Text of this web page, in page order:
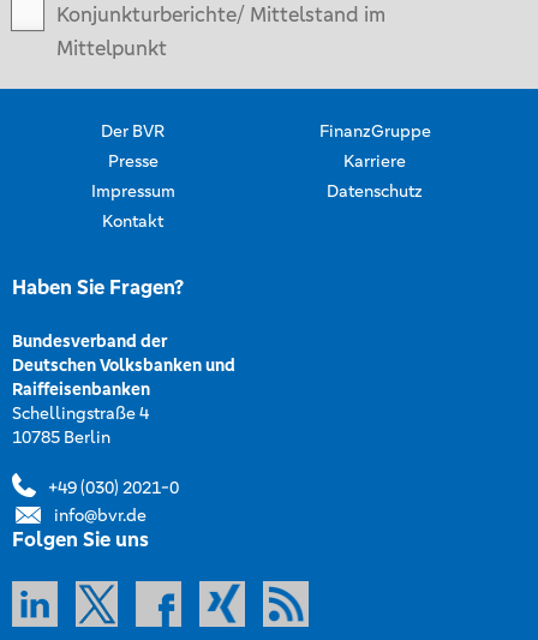
Konjunkturberichte/ Mittelstand im
Mittelpunkt
Der BVR
FinanzGruppe
Presse
Karriere
Impressum
Datenschutz
Kontakt
Haben Sie Fragen?
Bundesverband der
Deutschen Volksbanken und
Raiffeisenbanken
Schellingstraße 4
10785 Berlin
+49 (030) 2021-0
info@bvr.de
Folgen Sie uns